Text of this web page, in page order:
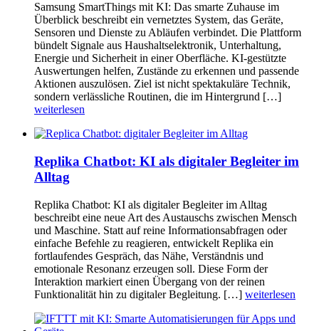
Samsung SmartThings mit KI: Das smarte Zuhause im
Überblick beschreibt ein vernetztes System, das Geräte,
Sensoren und Dienste zu Abläufen verbindet. Die Plattform
bündelt Signale aus Haushaltselektronik, Unterhaltung,
Energie und Sicherheit in einer Oberfläche. KI-gestützte
Auswertungen helfen, Zustände zu erkennen und passende
Aktionen auszulösen. Ziel ist nicht spektakuläre Technik,
sondern verlässliche Routinen, die im Hintergrund […]
weiterlesen
Replika Chatbot: KI als digitaler Begleiter im
Alltag
Replika Chatbot: KI als digitaler Begleiter im Alltag
beschreibt eine neue Art des Austauschs zwischen Mensch
und Maschine. Statt auf reine Informationsabfragen oder
einfache Befehle zu reagieren, entwickelt Replika ein
fortlaufendes Gespräch, das Nähe, Verständnis und
emotionale Resonanz erzeugen soll. Diese Form der
Interaktion markiert einen Übergang von der reinen
Funktionalität hin zu digitaler Begleitung. […] weiterlesen